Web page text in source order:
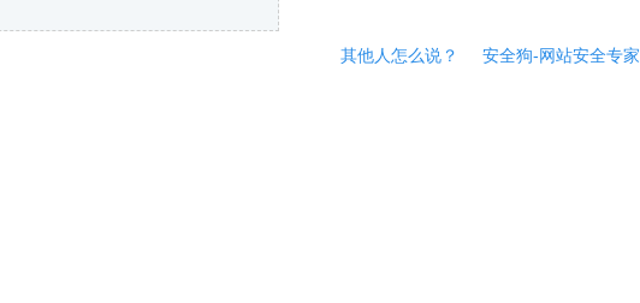
其他人怎么说？ 安全狗-网站安全专家